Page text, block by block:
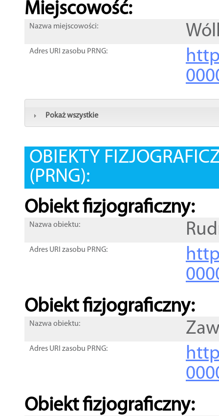
Miejscowość:
Nazwa miejscowości:
Adres URI zasobu PRNG:
Pokaż wszystkie
OBIEKTY
(PRNG):
Obiekt fizjograficzny:
Nazwa obiektu:
Adres URI zasobu PRNG:
Obiekt fizjograficzny:
Nazwa obiektu:
Adres URI zasobu PRNG:
Obiekt fizjograficzny: